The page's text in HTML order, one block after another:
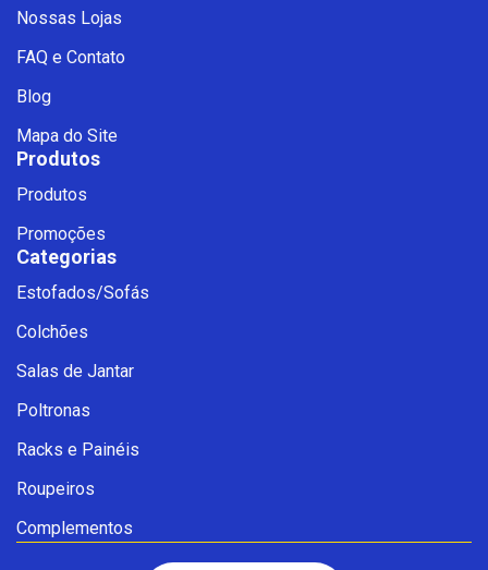
Nossas Lojas
FAQ e Contato
Blog
Mapa do Site
Produtos
Produtos
Promoções
Categorias
Estofados/Sofás
Colchões
Salas de Jantar
Poltronas
Racks e Painéis
Roupeiros
Complementos